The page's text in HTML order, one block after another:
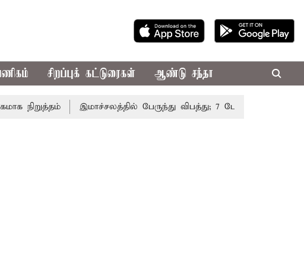
சிறப்புக் கட்டுரைகள் ஆண்டு சந்தா
இமாச்சலத்தில் பேருந்து விபத்து; 7 பேர் பலி - பிரதமர்